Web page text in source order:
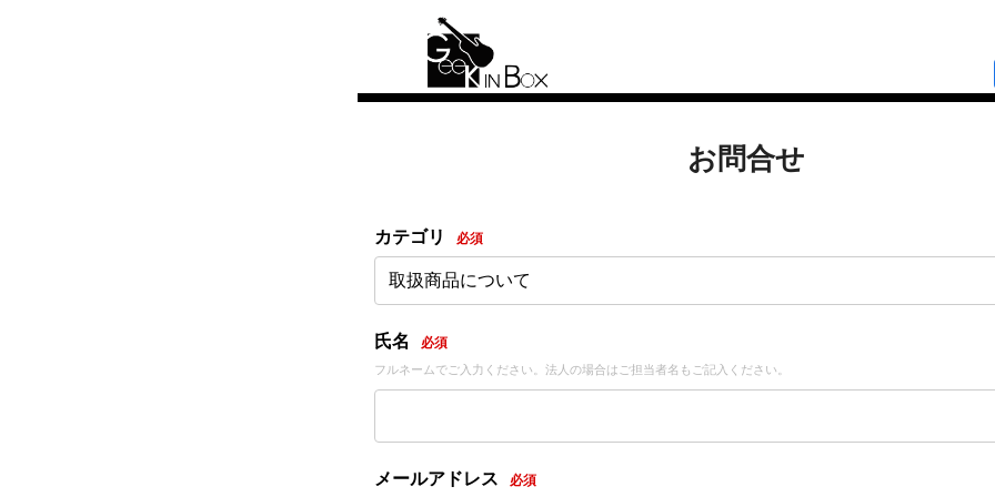
お問合せ
カテゴリ 必須
取扱商品について
氏名 必須
フルネームでご入力ください。法人の場合はご担当者名もご記入ください。
メールアドレス 必須